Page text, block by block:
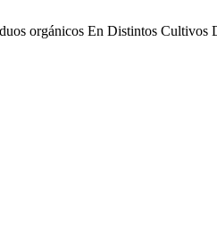
orgánicos En Distintos Cultivos